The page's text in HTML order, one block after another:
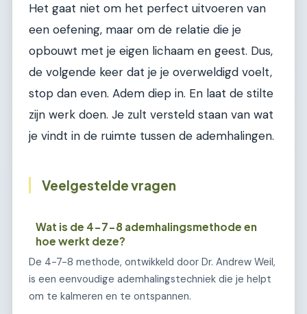
Het gaat niet om het perfect uitvoeren van
een oefening, maar om de relatie die je
opbouwt met je eigen lichaam en geest. Dus,
de volgende keer dat je je overweldigd voelt,
stop dan even. Adem diep in. En laat de stilte
zijn werk doen. Je zult versteld staan van wat
je vindt in de ruimte tussen de ademhalingen.
Veelgestelde vragen
Wat is de 4-7-8 ademhalingsmethode en
hoe werkt deze?
De 4-7-8 methode, ontwikkeld door Dr. Andrew Weil,
is een eenvoudige ademhalingstechniek die je helpt
om te kalmeren en te ontspannen.